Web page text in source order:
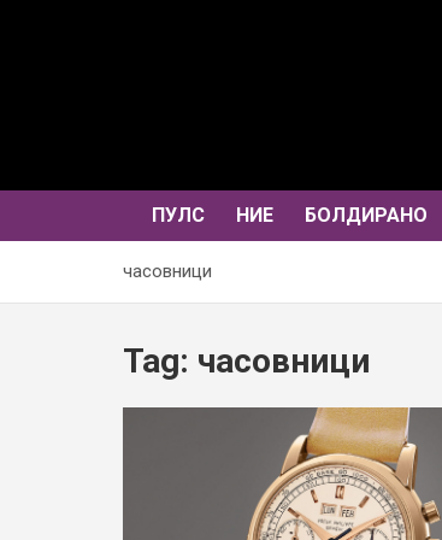
ПУЛС НИЕ БОЛДИРАНО
часовници
Tag: часовници